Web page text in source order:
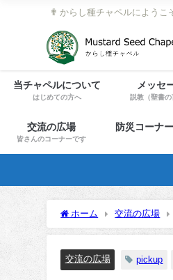
✟ からし種チャペルにようこ
当チャペルについて
はじめての方へ
メッセ
説教（聖書の
交流の広場
皆さんのコーナーです
防災コーナー
ホーム 交流の広場
交流の広場 pickup